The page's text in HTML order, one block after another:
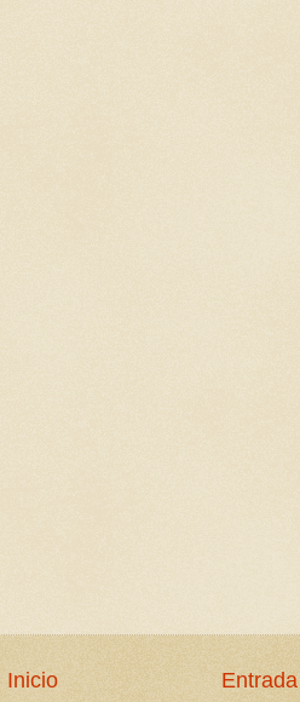
Inicio